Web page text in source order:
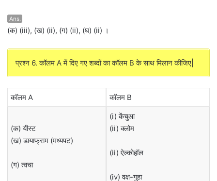
Ans.
(क) (iii), (ख) (ii), (ग) (ii), (घ) (ii) ।
प्रश्न 6. कॉलम A में दिए गए शब्दों का कॉलम B के साथ मिलान कीजिए|
कॉलम A कॉलम B
(क) यीस्ट
(ख) डायाफ्राम (मध्यपट)
(ग) त्वचा
(i) केंचुआ
(ii) क्लोम
(ii) ऐल्कोहॉल
(iv) वक्ष-गुहा